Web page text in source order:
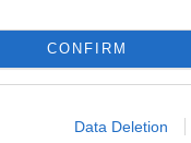
CONFIRM
Data Deletion